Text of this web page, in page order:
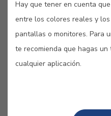
En el momento
noche aún no
al día pero que
Hay que tener en cuenta
entre los colores reales y
pantallas o monitores. Para
te recomienda que hagas
cualquier aplicación.